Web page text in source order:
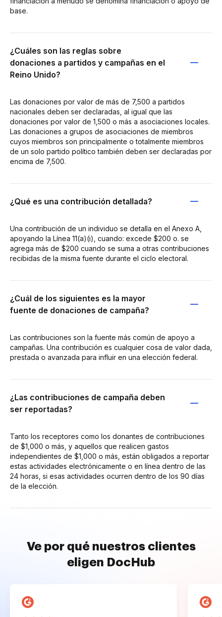
base.
¿Cuáles son las reglas sobre
donaciones a partidos y campañas en el
Reino Unido?
Las donaciones por valor de más de 7,500 a partidos
nacionales deben ser declaradas, al igual que las
donaciones por valor de 1,500 o más a asociaciones locales.
Las donaciones a grupos de asociaciones de miembros
cuyos miembros son principalmente o totalmente miembros
de un solo partido político también deben ser declaradas por
encima de 7,500.
¿Qué es una contribución detallada?
Una contribución de un individuo se detalla en el Anexo A,
apoyando la Línea 11(a)(i), cuando: excede $200 o. se
agrega más de $200 cuando se suma a otras contribuciones
recibidas de la misma fuente durante el ciclo electoral.
¿Cuál de los siguientes es la mayor
fuente de donaciones de campaña?
Las contribuciones son la fuente más común de apoyo a
campañas. Una contribución es cualquier cosa de valor dada,
prestada o avanzada para influir en una elección federal.
¿Las contribuciones de campaña deben
ser reportadas?
Tanto los receptores como los donantes de contribuciones
de $1,000 o más, y aquellos que realicen gastos
independientes de $1,000 o más, están obligados a reportar
estas actividades electrónicamente o en línea dentro de las
24 horas, si esas actividades ocurren dentro de los 90 días
de la elección.
Ve por qué nuestros clientes
eligen DocHub